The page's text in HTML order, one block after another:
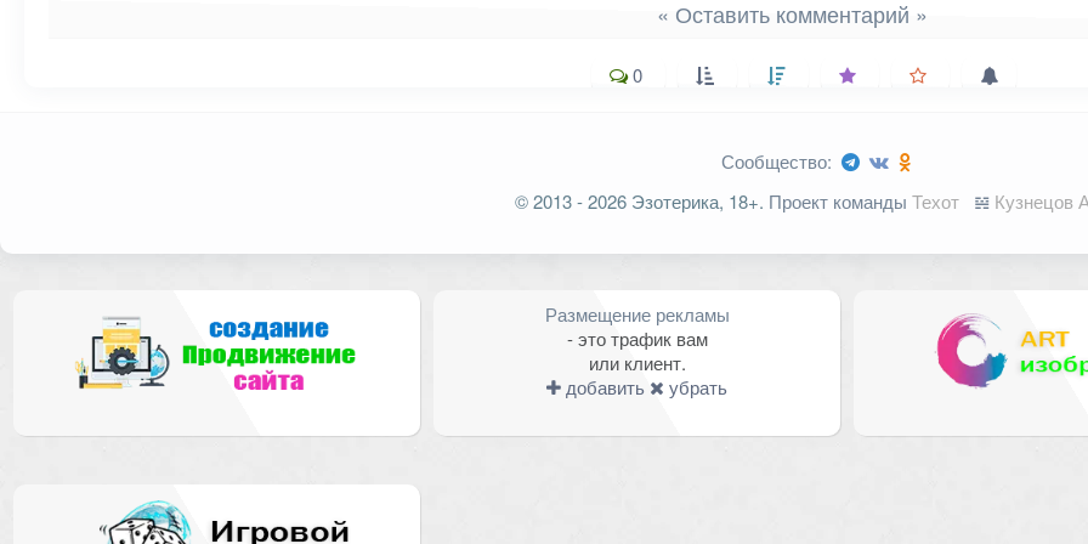
« Оставить комментарий »
Имя*
0
Сообщество:
© 2013 - 2026 Эзотерика, 18+. Проект команды Техот 𝌴 Кузнецов
Размещение рекламы
- это трафик вам
или клиент.
добавить
убрать